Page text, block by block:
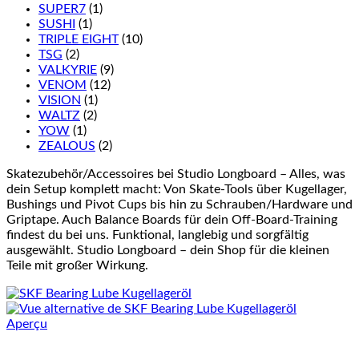
SUPER7 (1)
SUSHI
(1)
TRIPLE EIGHT (10)
TSG (2)
VALKYRIE (9)
VENOM (12)
VISION (1)
WALTZ (2)
YOW (1)
ZEALOUS (2)
Skatezubehör/Accessoires bei Studio Longboard – Alles, was
dein Setup komplett macht: Von Skate-Tools über Kugellager,
Bushings und Pivot Cups bis hin zu Schrauben/Hardware und
Griptape. Auch Balance Boards für dein Off-Board-Training
findest du bei uns. Funktional, langlebig und sorgfältig
ausgewählt. Studio Longboard – dein Shop für die kleinen
Teile mit großer Wirkung.
Aperçu